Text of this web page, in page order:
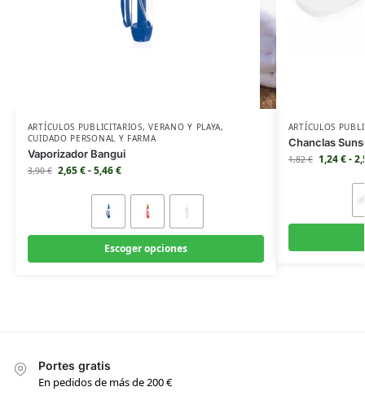
ARTÍCULOS PUBLICITARIOS,VERANO Y PLAYA,
CUIDADO PERSONAL Y FARMA
Vaporizador Bangui
3,90€ 2,65€-5,46€
Escoger opciones
ARTÍCULOS
Chanclas
1,82€ 1,24€-
Portes gratis
En pedidos de más de 200 €